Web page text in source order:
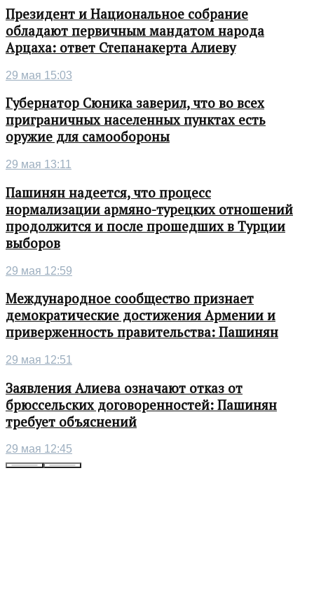
Президент и Национальное собрание
обладают первичным мандатом народа
Арцаха: ответ Степанакерта Алиеву
29 мая 15:03
Губернатор Сюника заверил, что во всех
приграничных населенных пунктах есть
оружие для самообороны
29 мая 13:11
Пашинян надеется, что процесс
нормализации армяно-турецких отношений
продолжится и после прошедших в Турции
выборов
29 мая 12:59
Международное сообщество признает
демократические достижения Армении и
приверженность правительства: Пашинян
29 мая 12:51
Заявления Алиева означают отказ от
брюссельских договоренностей: Пашинян
требует объяснений
29 мая 12:45